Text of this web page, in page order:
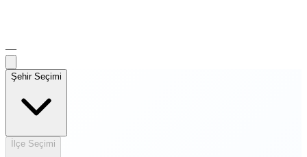
—
Şehir Seçimi
İlçe Seçimi